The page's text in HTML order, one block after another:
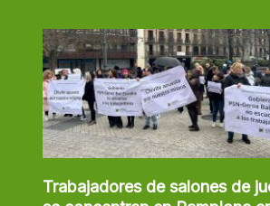
Trabajadores de salones de